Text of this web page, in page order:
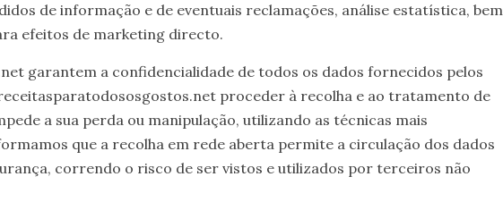
de informação e de eventuais reclamações, análise estatística, bem
efeitos de marketing directo.
garantem a confidencialidade de todos os dados fornecidos pelos
proceder à recolha e ao tratamento de
a sua perda ou manipulação, utilizando as técnicas mais
que a recolha em rede aberta permite a circulação dos dados
correndo o risco de ser vistos e utilizados por terceiros não